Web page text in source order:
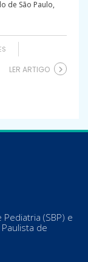
de São Paulo,
LER ARTIGO
(SBP) e
de